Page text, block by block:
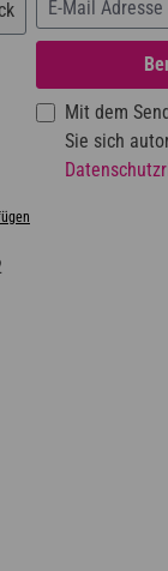
Mit dem
Sie sich